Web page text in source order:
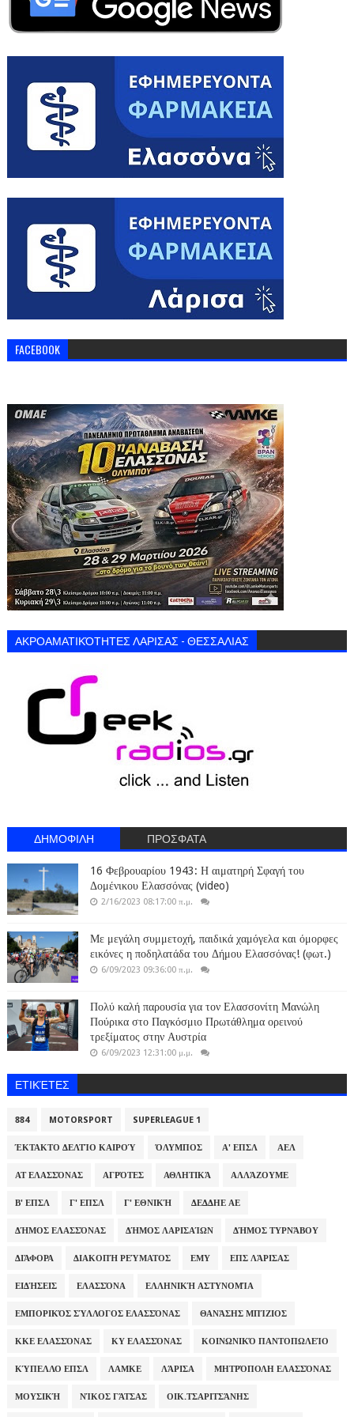
FACEBOOK
ΑΚΡΟΑΜΑΤΙΚΌΤΗΤΕΣ ΛΑΡΙΣΑΣ - ΘΕΣΣΑΛΙΑΣ
ΔΗΜΟΦΙΛΗ ΠΡΟΣΦΑΤΑ
16 Φεβρουαρίου 1943: Η αιματηρή Σφαγή του
Δομένικου Ελασσόνας (video)
2/16/2023 08:17:00 π.μ.
Με μεγάλη συμμετοχή, παιδικά χαμόγελα και όμορφες
εικόνες η ποδηλατάδα του Δήμου Ελασσόνας! (φωτ.)
6/09/2023 09:36:00 π.μ.
Πολύ καλή παρουσία για τον Ελασσονίτη Μανώλη
Πούρικα στο Παγκόσμιο Πρωτάθλημα ορεινού
τρεξίματος στην Αυστρία
6/09/2023 12:31:00 μ.μ.
ΕΤΙΚΈΤΕΣ
884 MOTORSPORT SUPERLEAGUE 1
ΈΚΤΑΚΤΟ ΔΕΛΤΊΟ ΚΑΙΡΟΎ ΌΛΥΜΠΟΣ Α' ΕΠΣΛ ΑΕΛ
ΑΤ ΕΛΑΣΣΌΝΑΣ ΑΓΡΌΤΕΣ ΑΘΛΗΤΙΚΆ ΑΛΛΆΖΟΥΜΕ
Β' ΕΠΣΛ Γ' ΕΠΣΛ Γ' ΕΘΝΙΚΉ ΔΕΔΔΗΕ ΑΕ
ΔΉΜΟΣ ΕΛΑΣΣΌΝΑΣ ΔΉΜΟΣ ΛΑΡΙΣΑΊΩΝ ΔΉΜΟΣ ΤΥΡΝΆΒΟΥ
ΔΙΆΦΟΡΑ ΔΙΑΚΟΠΉ ΡΕΎΜΑΤΟΣ ΕΜΥ ΕΠΣ ΛΆΡΙΣΑΣ
ΕΙΔΉΣΕΙΣ ΕΛΑΣΣΌΝΑ ΕΛΛΗΝΙΚΉ ΑΣΤΥΝΟΜΊΑ
ΕΜΠΟΡΙΚΌΣ ΣΎΛΛΟΓΟΣ ΕΛΑΣΣΌΝΑΣ ΘΑΝΆΣΗΣ ΜΠΊΖΙΟΣ
ΚΚΕ ΕΛΑΣΣΌΝΑΣ ΚΥ ΕΛΑΣΣΌΝΑΣ ΚΟΙΝΩΝΙΚΌ ΠΑΝΤΟΠΩΛΕΊΟ
ΚΎΠΕΛΛΟ ΕΠΣΛ ΛΑΜΚΕ ΛΆΡΙΣΑ ΜΗΤΡΌΠΟΛΗ ΕΛΑΣΣΌΝΑΣ
ΜΟΥΣΙΚΉ ΝΊΚΟΣ ΓΆΤΣΑΣ ΟΙΚ.ΤΣΑΡΙΤΣΆΝΗΣ